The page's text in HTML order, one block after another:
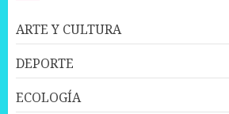
ARTE Y CULTURA
DEPORTE
ECOLOGÍA